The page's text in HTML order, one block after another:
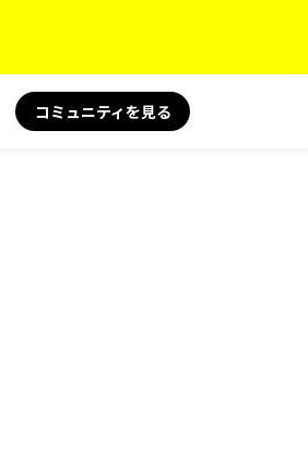
コミュニティを見る